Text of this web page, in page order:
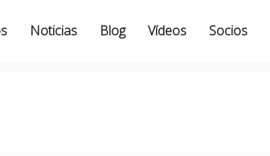
Noticias Blog Vídeos Socios